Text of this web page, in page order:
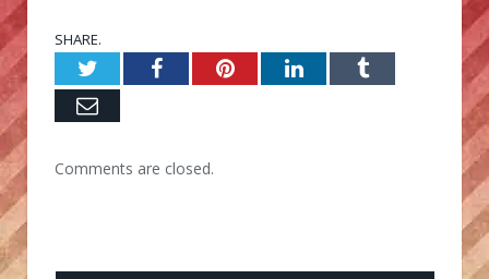
SHARE.
TwitterFacebookPinterestLinkedInTumblr
Email
Comments are closed.